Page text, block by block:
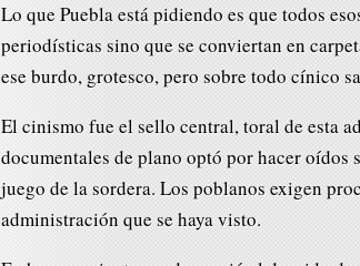
Lo que Puebla está pidiendo es que todos
periodísticas sino que se conviertan en
ese burdo, grotesco, pero sobre todo cínico
El cinismo fue el sello central, toral de esta
documentales de plano optó por hacer oídos
juego de la sordera. Los poblanos exigen
administración que se haya visto.